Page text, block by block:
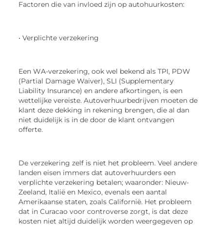
Factoren die van invloed zijn op autohuurkosten:
• Verplichte verzekering
Een WA-verzekering, ook wel bekend als TPI, PDW
(Partial Damage Waiver), SLI (Supplementary
Liability Insurance) en andere afkortingen, is een
wettelijke vereiste. Autoverhuurbedrijven moeten de
klant deze dekking in rekening brengen, die al dan
niet duidelijk is in de door de klant ontvangen
offerte.
De verzekering zelf is niet het probleem. Veel andere
landen eisen immers dat autoverhuurders een
verplichte verzekering betalen; waaronder: Nieuw-
Zeeland, Italië en Mexico, evenals een aantal
Amerikaanse staten, zoals Californië. Het probleem
dat in Curacao voor controverse zorgt, is dat deze
kosten niet altijd duidelijk worden weergegeven op